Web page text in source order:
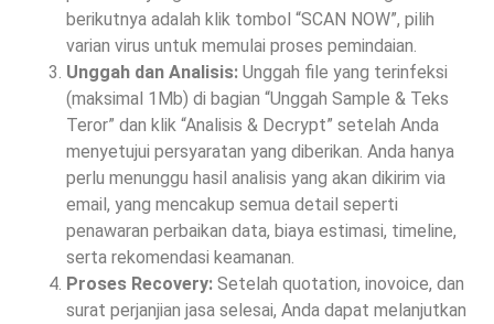
berikutnya adalah klik tombol “SCAN NOW”, pilih
varian virus untuk memulai proses pemindaian.
Unggah dan Analisis: Unggah file yang terinfeksi
(maksimal 1Mb) di bagian “Unggah Sample & Teks
Teror” dan klik “Analisis & Decrypt” setelah Anda
menyetujui persyaratan yang diberikan. Anda hanya
perlu menunggu hasil analisis yang akan dikirim via
email, yang mencakup semua detail seperti
penawaran perbaikan data, biaya estimasi, timeline,
serta rekomendasi keamanan.
Proses Recovery: Setelah quotation, inovoice, dan
surat perjanjian jasa selesai, Anda dapat melanjutkan